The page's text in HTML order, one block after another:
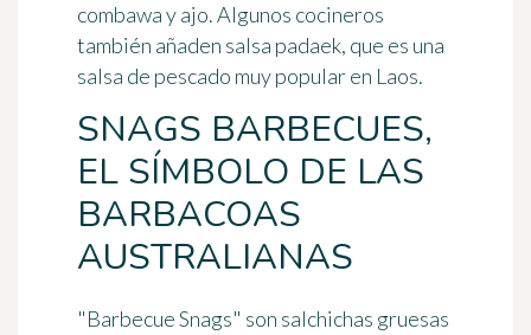
combawa y ajo. Algunos cocineros
también añaden salsa padaek, que es una
salsa de pescado muy popular en Laos.
SNAGS BARBECUES,
EL SÍMBOLO DE LAS
BARBACOAS
AUSTRALIANAS
"Barbecue Snags" son salchichas gruesas